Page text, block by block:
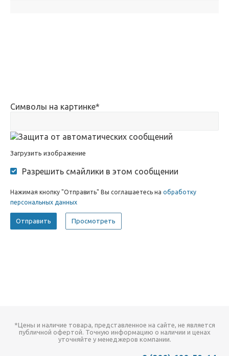
Символы на картинке*
Загрузить изображение
Разрешить смайлики в этом сообщении
Нажимая кнопку "Отправить" Вы соглашаетесь на обработку
персональных данных
*Цены и наличие товара, представленное на сайте, не является
публичной офертой. Точную информацию о наличии и ценах
уточняйте у менеджеров компании.